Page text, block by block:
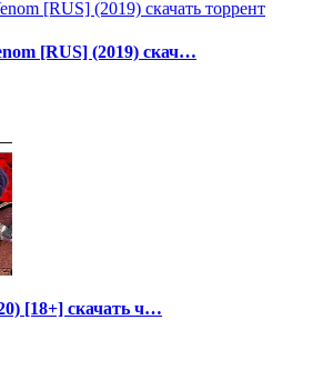
[RUS] (2019) скач…
[18+] скачать ч…